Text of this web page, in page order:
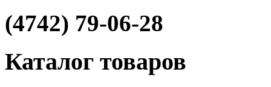
(4742) 79-06-28
Каталог товаров